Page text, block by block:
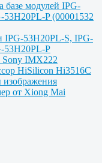
базе модулей IPG-
P (00001532
IPG-53H20PL-S, IPG-
53H20PL-P
Sony IMX222
HiSilicon Hi3516C
от Xiong Mai